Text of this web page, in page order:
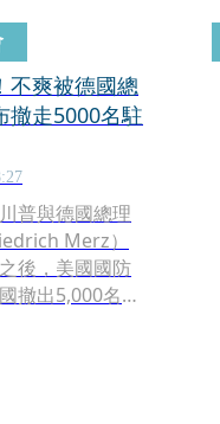
不爽被德國總
走5000名駐
普與德國總理
Merz）
後，美國國防
撤出5,000名駐